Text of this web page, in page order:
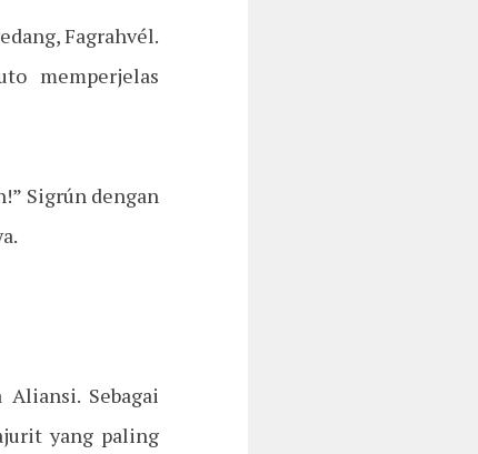
Fagrahvél.
memperjelas
Sigrún dengan
Sebagai
yang paling